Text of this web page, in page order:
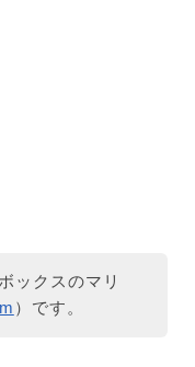
ックスのマリ
）です。